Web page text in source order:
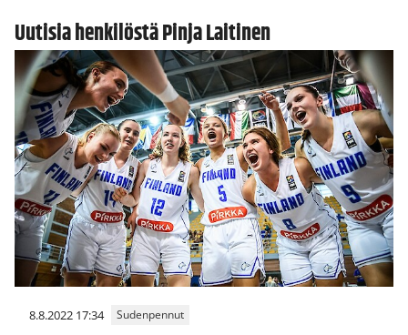
Uutisia henkilöstä Pinja Laitinen
8.8.2022 17:34 Sudenpennut